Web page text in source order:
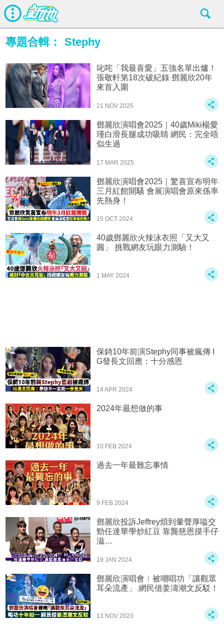
專題合輯： Stephy
叱咤「我最喜愛」五強名單出爐！
張敬軒第18次破紀錄 鄧麗欣20年
來首入圍
21 NOV 2025
鄧麗欣演唱會2025｜40歲Miki楊愛
瑾白滑長腿成功吸睛 網民：完全唔
似生過
17 MAR 2025
鄧麗欣演唱會2025｜驚喜宣布明年
三月紅館開騷 會展演唱會原來係率
先熱身！
15 OCT 2024
40歲鄧麗欣火辣泳衣照「又大又
圓」 挑戰網友玩眼力測驗！
1 MAY 2024
保錡10年前演Stephy同事被瘋傳 I
G發長文回應：十分感恩
14 APR 2024
2024年最想做的事
10 FEB 2024
過去一年最難忘事情
9 FEB 2024
鄧麗欣投訴Jeffrey煩到暈聲厚嗌交
勁任達華學炒紅豆 靠龔慈恩摸手仔
滋…
19 JAN 2024
鄧麗欣演唱會︱被嘲唱功「讓觀眾
耳朵流產」 網民借姜濤潮文反駁！
13 NOV 2023